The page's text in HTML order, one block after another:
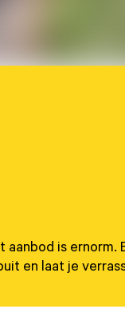
is ernorm.
en laat je